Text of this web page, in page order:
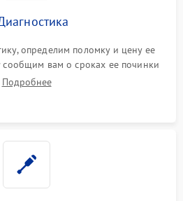
определим поломку и цену ее
сообщим вам о сроках ее починки
Подробнее